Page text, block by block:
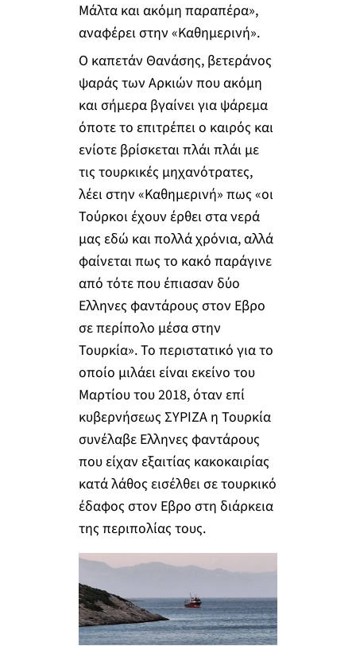
Μάλτα και ακόμη παραπέρα»,
αναφέρει στην «Καθημερινή».
Ο καπετάν Θανάσης, βετεράνος
ψαράς των Αρκιών που ακόμη
και σήμερα βγαίνει για ψάρεμα
όποτε το επιτρέπει ο καιρός και
ενίοτε βρίσκεται πλάι πλάι με
τις τουρκικές μηχανότρατες,
λέει στην «Καθημερινή» πως «οι
Τούρκοι έχουν έρθει στα νερά
μας εδώ και πολλά χρόνια, αλλά
φαίνεται πως το κακό παράγινε
από τότε που έπιασαν δύο
Ελληνες φαντάρους στον Εβρο
σε περίπολο μέσα στην
Τουρκία». Το περιστατικό για το
οποίο μιλάει είναι εκείνο του
Μαρτίου του 2018, όταν επί
κυβερνήσεως ΣΥΡΙΖΑ η Τουρκία
συνέλαβε Ελληνες φαντάρους
που είχαν εξαιτίας κακοκαιρίας
κατά λάθος εισέλθει σε τουρκικό
έδαφος στον Εβρο στη διάρκεια
της περιπολίας τους.